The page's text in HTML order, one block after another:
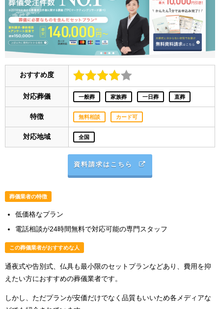
おすすめ度
対応葬儀 一般葬 家族葬 一日葬 直葬
特徴 無料相談 カード可
対応地域 全国
資料請求はこちら
葬儀業者の特徴
低価格なプラン
電話相談が24時間無料で対応可能の専門スタッフ
この葬儀業者がおすすめな人
通夜式や告別式、仏具も最小限のセットプランなどあり、費用を抑
えたい方におすすめの葬儀業者です。
しかし、ただプランが安価だけでなく品質もいいため各メディアな